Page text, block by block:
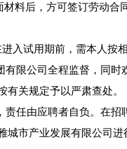
料后，方可签订劳动合
入试用期前，需本人按
限公司全程监督，同
关规定予以严肃查处。
任由应聘者自负。在招
市产业发展有限公司